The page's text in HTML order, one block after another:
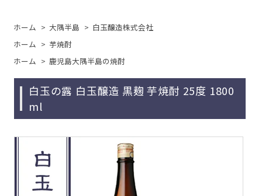
ホーム > 大隅半島 > 白玉醸造株式会社
ホーム > 芋焼酎
ホーム > 鹿児島大隅半島の焼酎
白玉の露 白玉醸造 黒麹 芋焼酎 25度 1800
ml